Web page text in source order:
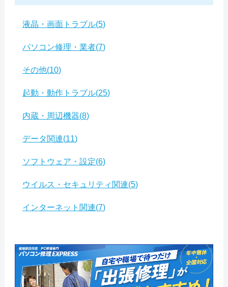
液晶・画面トラブル 5
パソコン修理・業者 7
その他 10
起動・動作トラブル 25
内蔵・周辺機器 8
データ関連 11
ソフトウェア・設定 6
ウイルス・セキュリティ関連 5
インターネット関連 7